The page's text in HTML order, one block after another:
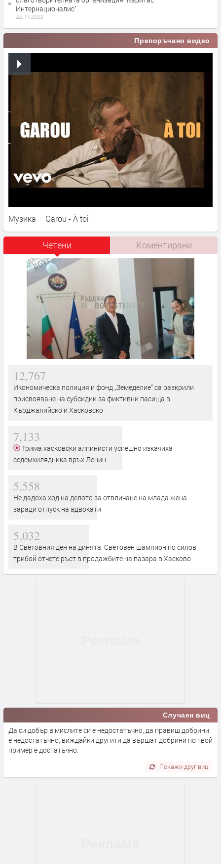
Интернационалис"
22.11.2022
Препоръчано видео
Музика – Garou - À toi
Четени Коментирани
12,767
Икономическа полиция и фонд „Земеделие“ са разкрили
присвояване на субсидии за фиктивни пасища в
Кърджалийско и Хасковско
7,133
седемхилядника връх Ленин
5,558
Не дадоха ход на делото за отвличане на млада жена
заради отпуск на адвокати
5,032
В Световния ден на динята: Световен шампион по силов
трибой отчете ръст в продажбите на пазара в Хасково
Случаен виц
Да си добър в мислите си е недостатъчно, да правиш добрини
е недостатъчно, виждайки другити да вършат добрини по твой
пример е достатъчно.
Покажи друг виц